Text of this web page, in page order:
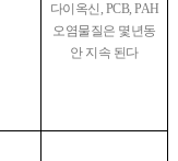
다이옥신, PCB, PAH
오염물질은 몇년동
안 지속 된다